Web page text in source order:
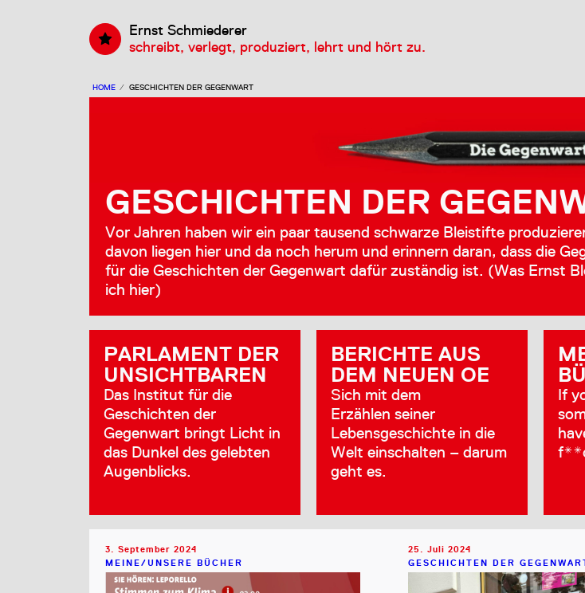
Ernst Schmiederer
schreibt, verlegt, produziert, lehrt und hört zu.
HOME ⁄ GESCHICHTEN DER GEGENWART
GESCHICHTEN DER
Vor Jahren haben wir ein paar tausend schwarze Bleistifte
davon liegen hier und da noch herum und erinnern daran, dass die
für die Geschichten der Gegenwart dafür zuständig ist. (Was Ernst
ich hier)
PARLAMENT DER
UNSICHTBAREN
Das Institut für die
Geschichten der
Gegenwart bringt Licht in
das Dunkel des gelebten
Augenblicks.
BERICHTE AUS
DEM NEUEN OE
Sich mit dem
Erzählen seiner
Lebensgeschichte in die
Welt einschalten – darum
geht es.
If
3. September 2024
MEINE/UNSERE BÜCHER
25. Juli 2024
GESCHICHTEN DER